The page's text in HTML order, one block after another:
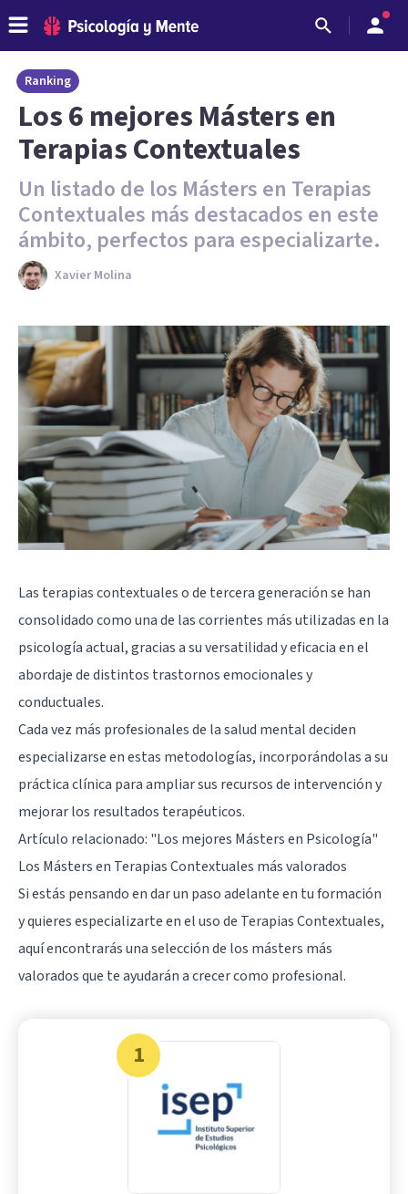
Ranking
Los 6 mejores Másters en
Terapias Contextuales
Un listado de los Másters en Terapias
Contextuales más destacados en este
ámbito, perfectos para especializarte.
Xavier Molina
Las terapias contextuales o de tercera generación se han
consolidado como una de las corrientes más utilizadas en la
psicología actual, gracias a su versatilidad y eficacia en el
abordaje de distintos trastornos emocionales y
conductuales.
Cada vez más profesionales de la salud mental deciden
especializarse en estas metodologías, incorporándolas a su
práctica clínica para ampliar sus recursos de intervención y
mejorar los resultados terapéuticos.
Artículo relacionado: "Los mejores Másters en Psicología"
Los Másters en Terapias Contextuales más valorados
Si estás pensando en dar un paso adelante en tu formación
y quieres especializarte en el uso de Terapias Contextuales,
aquí encontrarás una selección de los másters más
valorados que te ayudarán a crecer como profesional.
1